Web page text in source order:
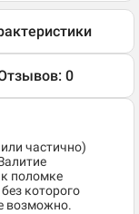
0
частично)
поломке
которого
возможно.